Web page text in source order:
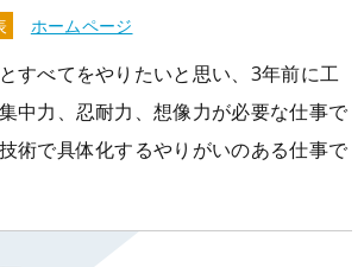
ホームページ
すべてをやりたいと思い、3年前に工
中力、忍耐力、想像力が必要な仕事で
術で具体化するやりがいのある仕事で